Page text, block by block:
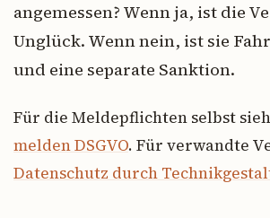
angemessen? Wenn ja, ist die
Unglück. Wenn nein, ist sie
und eine separate Sanktion.
Für die Meldepflichten selbst
melden DSGVO. Für verwandte
Datenschutz durch